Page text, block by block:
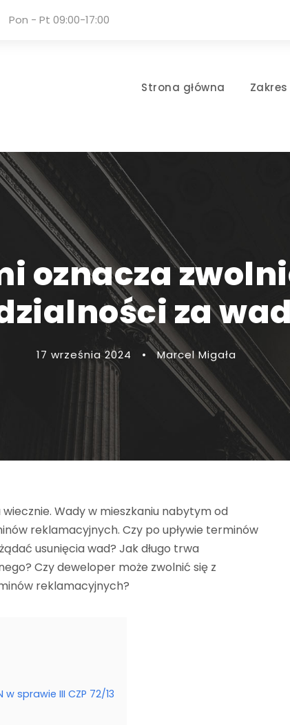
Pon - Pt 09:00-17:00
Strona główna Zakres
oznacza
za
17 września 2024 • Marcel Migała
Wady w mieszkaniu nabytym od
reklamacyjnych. Czy po upływie terminów
usunięcia wad? Jak długo trwa
Czy deweloper może zwolnić się z
reklamacyjnych?
sprawie III CZP 72/13